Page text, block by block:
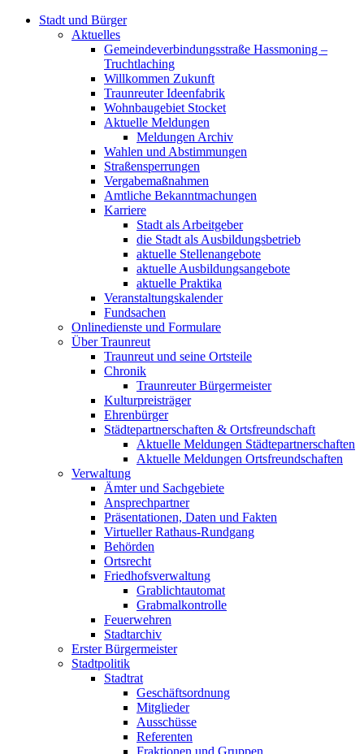
Stadt und Bürger
Aktuelles
Gemeindeverbindungsstraße Hassmoning –
Truchtlaching
Willkommen Zukunft
Traunreuter Ideenfabrik
Wohnbaugebiet Stocket
Aktuelle Meldungen
Meldungen Archiv
Wahlen und Abstimmungen
Straßensperrungen
Vergabemaßnahmen
Amtliche Bekanntmachungen
Karriere
Stadt als Arbeitgeber
die Stadt als Ausbildungsbetrieb
aktuelle Stellenangebote
aktuelle Ausbildungsangebote
aktuelle Praktika
Veranstaltungskalender
Fundsachen
Onlinedienste und Formulare
Über Traunreut
Traunreut und seine Ortsteile
Chronik
Traunreuter Bürgermeister
Kulturpreisträger
Ehrenbürger
Städtepartnerschaften & Ortsfreundschaft
Aktuelle Meldungen Städtepartnerschaften
Aktuelle Meldungen Ortsfreundschaften
Verwaltung
Ämter und Sachgebiete
Ansprechpartner
Präsentationen, Daten und Fakten
Virtueller Rathaus-Rundgang
Behörden
Ortsrecht
Friedhofsverwaltung
Grablichtautomat
Grabmalkontrolle
Feuerwehren
Stadtarchiv
Erster Bürgermeister
Stadtpolitik
Stadtrat
Geschäftsordnung
Mitglieder
Ausschüsse
Referenten
Fraktionen und Gruppen